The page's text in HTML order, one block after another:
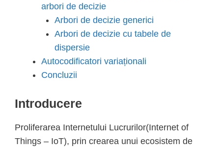
arbori de decizie
Arbori de decizie generici
Arbori de decizie cu tabele de
dispersie
Autocodificatori variaționali
Concluzii
Introducere
Proliferarea Internetului Lucrurilor(Internet of
Things – IoT), prin crearea unui ecosistem de